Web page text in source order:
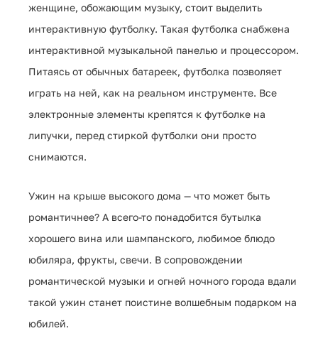
женщине, обожающим музыку, стоит выделить
интерактивную футболку. Такая футболка снабжена
интерактивной музыкальной панелью и процессором.
Питаясь от обычных батареек, футболка позволяет
играть на ней, как на реальном инструменте. Все
электронные элементы крепятся к футболке на
липучки, перед стиркой футболки они просто
снимаются.
Ужин на крыше высокого дома — что может быть
романтичнее? А всего-то понадобится бутылка
хорошего вина или шампанского, любимое блюдо
юбиляра, фрукты, свечи. В сопровождении
романтической музыки и огней ночного города вдали
такой ужин станет поистине волшебным подарком на
юбилей.